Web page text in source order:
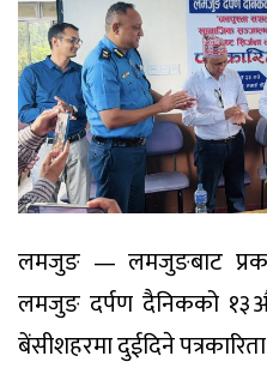
लमजुङ — लमजुङबाट
लमजुङ दर्पण दैनिकको
बेंसीशहरमा दुईदिने